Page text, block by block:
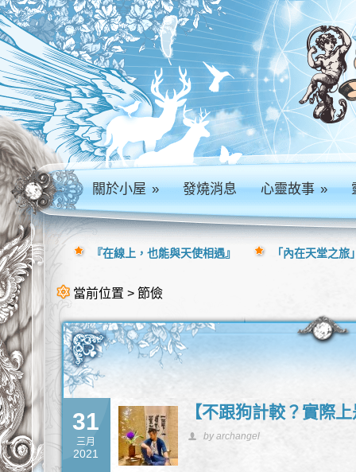
關於小屋» 發燒消息 心靈故事»
當前位置 > 節儉
31
三月
2021
【不跟狗計較？實際
by archangel
『在線上，也能與天使相遇』 「內在天堂之